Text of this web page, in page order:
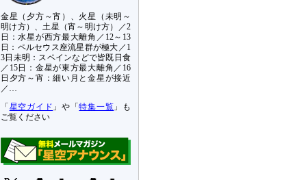
金星（夕方～宵）、火星（未明～
明け方）、土星（宵～明け方）／2
日：水星が西方最大離角／12～13
日：ペルセウス座流星群が極大／1
3日未明：スペインなどで皆既日食
／15日：金星が東方最大離角／16
日夕方～宵：細い月と金星が接近
／…
「 星空ガイド 」や「特集一覧 」も
ご覧ください